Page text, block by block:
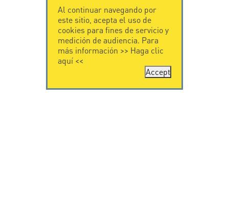
Al continuar navegando por
este sitio, acepta el uso de
cookies para fines de servicio y
medición de audiencia. Para
más información >> Haga clic
aquí<<
Accept